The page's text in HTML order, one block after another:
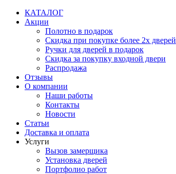
Перейти
содержимому
КАТАЛОГ
Акции
Полотно в подарок
Скидка при покупке более 2х дверей
Ручки для дверей в подарок
Скидка за покупку входной двери
Распродажа
Отзывы
О компании
Наши работы
Контакты
Новости
Статьи
Доставка и оплата
Услуги
Вызов замерщика
Установка дверей
Портфолио работ